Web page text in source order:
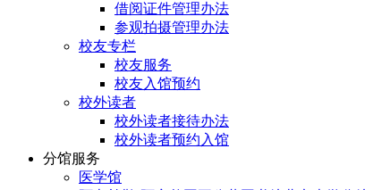
借阅证件管理办法
参观拍摄管理办法
校友专栏
校友服务
校友入馆预约
校外读者
校外读者接待办法
校外读者预约入馆
分馆服务
医学馆